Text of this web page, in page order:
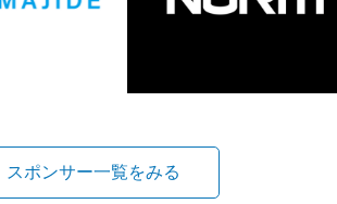
スポンサー一覧をみる